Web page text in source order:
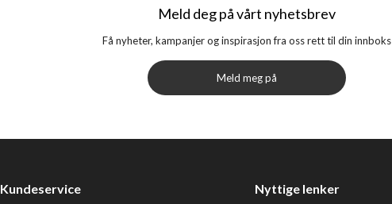
Meld deg på vårt nyhetsbrev
Få nyheter, kampanjer og inspirasjon fra oss rett til din innboks
Meld meg på
Kundeservice Nyttige lenker